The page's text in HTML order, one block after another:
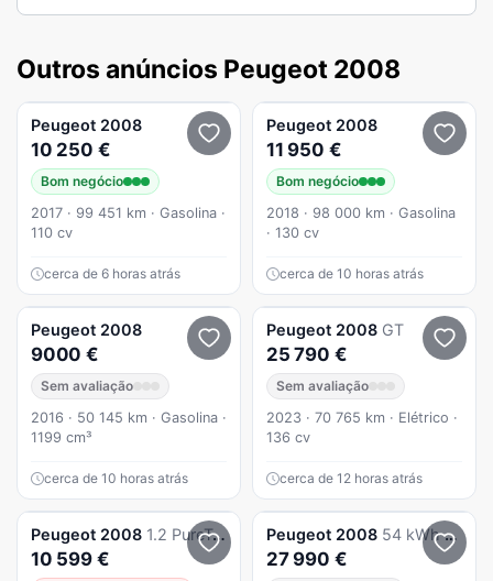
Outros anúncios Peugeot 2008
Peugeot 2008
10 250 €
Bom negócio
2017 · 99 451 km · Gasolina ·
110 cv
cerca de 6 horas atrás
Peugeot 2008
11 950 €
Bom negócio
2018 · 98 000 km · Gasolina
· 130 cv
cerca de 10 horas atrás
Peugeot 2008
9000 €
Sem avaliação
2016 · 50 145 km · Gasolina ·
1199 cm³
cerca de 10 horas atrás
Peugeot 2008 GT
25 790 €
Sem avaliação
2023 · 70 765 km · Elétrico ·
136 cv
cerca de 12 horas atrás
Peugeot 2008 1.2 PureTech Active
10 599 €
Peugeot 2008 54 kWh GT
27 990 €